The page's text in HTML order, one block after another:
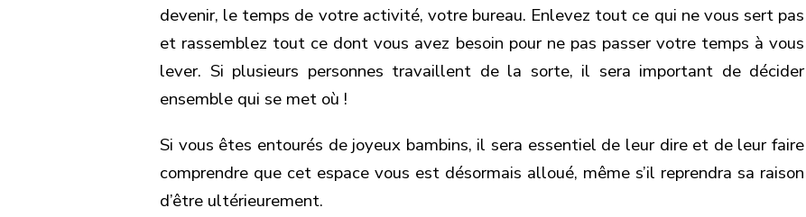
devenir, le temps de votre activité, votre bureau. Enlevez tout ce qui ne vous sert pas
et rassemblez tout ce dont vous avez besoin pour ne pas passer votre temps à vous
lever. Si plusieurs personnes travaillent de la sorte, il sera important de décider
ensemble qui se met où !
Si vous êtes entourés de joyeux bambins, il sera essentiel de leur dire et de leur faire
comprendre que cet espace vous est désormais alloué, même s’il reprendra sa raison
d’être ultérieurement.